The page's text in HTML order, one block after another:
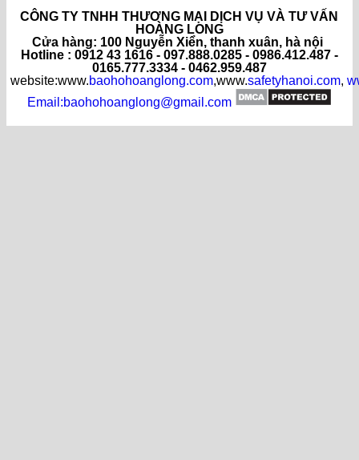
CÔNG TY TNHH THƯƠNG MẠI DỊCH VỤ VÀ TƯ VẤN
HOÀNG LONG
Cửa hàng: 100 Nguyễn Xiển, thanh xuân, hà nội
Hotline : 0912 43 1616 - 097.888.0285 - 0986.412.487 -
0165.777.3334 - 0462.959.487
website:www.baohohoanglong.com,www.safetyhanoi.com,
Email:baohohoanglong@gmail.com